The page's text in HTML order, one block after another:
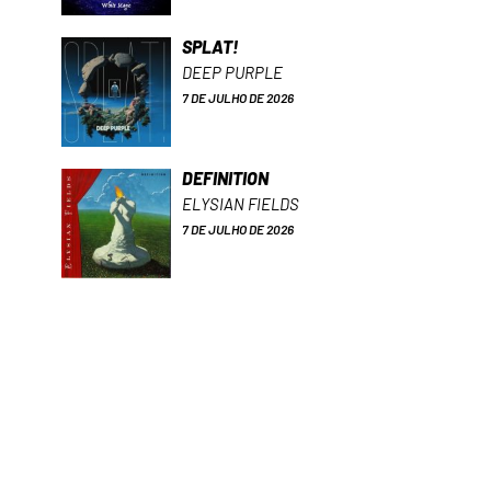
SPLAT!
DEEP PURPLE
7 DE JULHO DE 2026
DEFINITION
ELYSIAN FIELDS
7 DE JULHO DE 2026